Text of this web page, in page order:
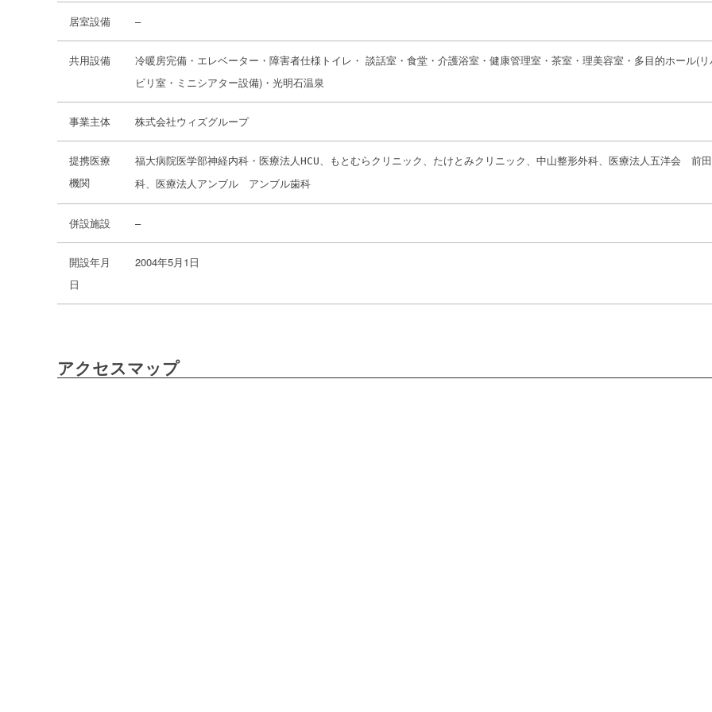
居室設備 –
共用設備
冷暖房完備・エレベーター・障害者仕様トイレ・ 談話室・食堂・介護浴室・健康管理室・茶室・理美容室・多目的ホール(
ビリ室・ミニシアター設備)・光明石温泉
事業主体 株式会社ウィズグループ
提携医療
機関
福大病院医学部神経内科・医療法人HCU、 もとむらクリニック 、 たけとみクリニック 、 中山整形外科、
医療法人五洋会 前
科、医療法人アンブル アンブル歯科
併設施設 –
開設年月
日
2004年5月1日
アクセスマップ